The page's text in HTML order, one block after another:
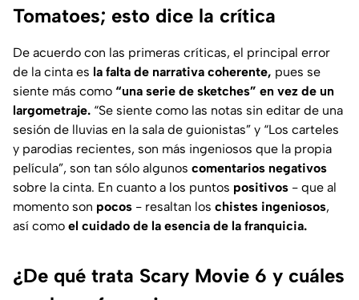
Tomatoes; esto dice la crítica
De acuerdo con las primeras críticas, el principal error
de la cinta es la falta de narrativa coherente, pues se
siente más como “una serie de sketches” en vez de un
largometraje. “Se siente como las notas sin editar de una
sesión de lluvias en la sala de guionistas” y “Los carteles
y parodias recientes, son más ingeniosos que la propia
película”, son tan sólo algunos comentarios negativos
sobre la cinta. En cuanto a los puntos positivos - que al
momento son pocos - resaltan los chistes ingeniosos,
así como el cuidado de la esencia de la franquicia.
¿De qué trata Scary Movie 6 y cuáles